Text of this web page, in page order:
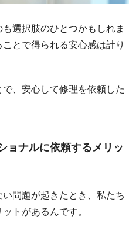
選択肢のひとつかもしれま
とで得られる安心感は計り
、安心して修理を依頼した
ョナルに依頼するメリッ
問題が起きたとき、私たち
トがあるんです。